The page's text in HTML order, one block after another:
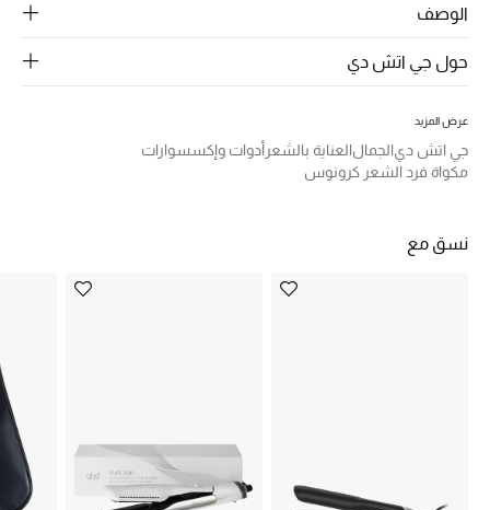
أحذية النسائية
الرجال
الجمال
الأطفال
مستلزمات المنزل
الوصف
حول جي اتش دي
عرض المزيد
جي اتش ديالجمالالعناية بالشعرأدوات وإكسسوارات
مكواة فرد الشعر كرونوس
نسق مع